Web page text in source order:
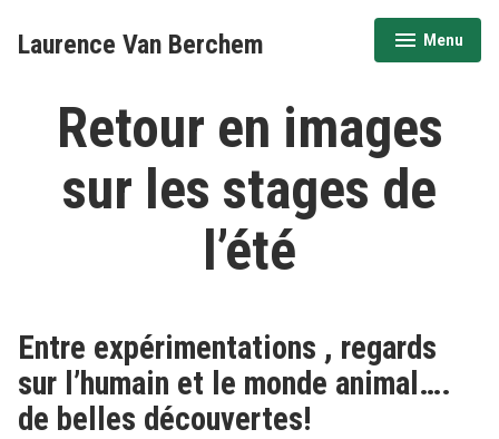
Laurence Van Berchem Menu
déplié
réduit
Retour en images
sur les stages de
l’été
Entre expérimentations , regards
sur l’humain et le monde animal….
de belles découvertes!